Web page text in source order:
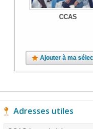
CCAS
Ajouter à ma
Adresses utiles